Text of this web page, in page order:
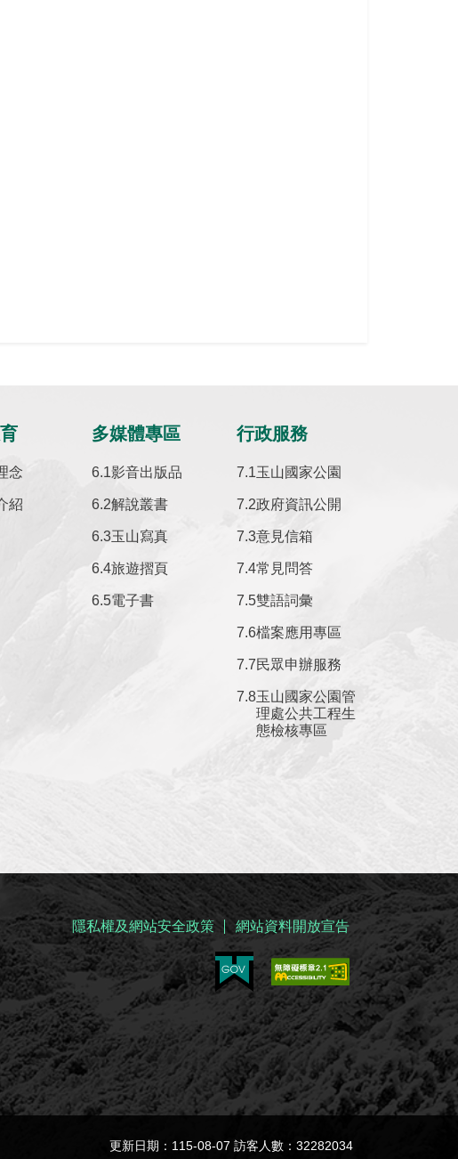
念
紹
多媒體專區
影音出版品
解說叢書
玉山寫真
旅遊摺頁
電子書
行政服務
玉山國家公園
政府資訊公開
意見信箱
常見問答
雙語詞彙
檔案應用專區
民眾申辦服務
玉山國家公園管
理處公共工程生
態檢核專區
隱私權及網站安全政策 網站資料開放宣告
更新日期：115-08-07 訪客人數：32282034